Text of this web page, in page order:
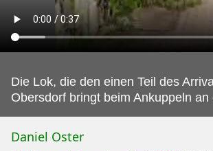
Die Lok, die den einen Teil des
Obersdorf bringt beim Ankuppeln an
Daniel Oster